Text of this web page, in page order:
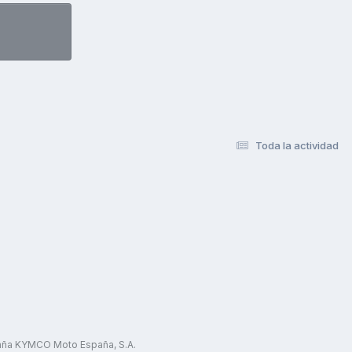
Toda la actividad
KYMCO Moto España, S.A.